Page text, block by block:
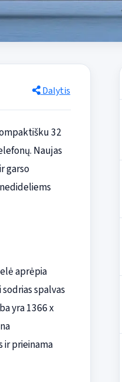
Dalytis
32
Naujas
garso
aprėpia
spalvas
yra 1366 x
prieinama